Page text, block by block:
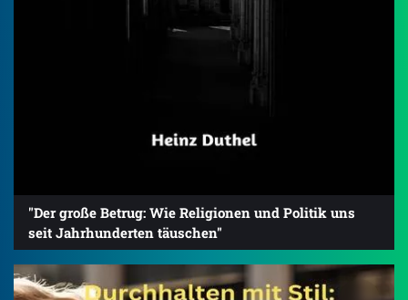
"Der große Betrug: Wie Religionen und Politik uns
seit Jahrhunderten täuschen"